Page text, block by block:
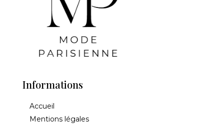
Informations
Accueil
Mentions légales